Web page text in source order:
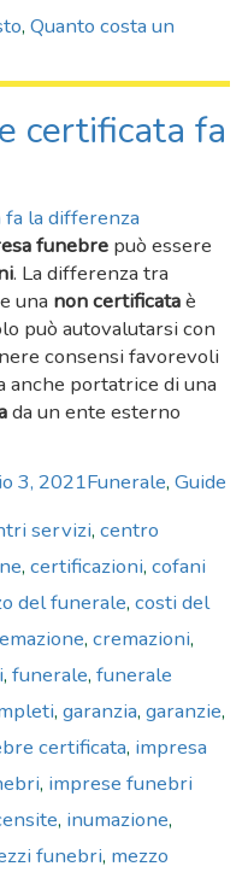
, Quanto costa un
certificata fa
funebre può essere
. La differenza tra
e una non certificataè
può autovalutarsi con
consensi favorevoli
anche portatrice di una
da un ente esterno
3, 2021Funerale, Guide
servizi, centro
, certificazioni, cofani
del funerale, costi del
, cremazioni,
, funerale, funerale
, garanzia, garanzie,
certificata, impresa
, imprese funebri
, inumazione,
funebri, mezzo